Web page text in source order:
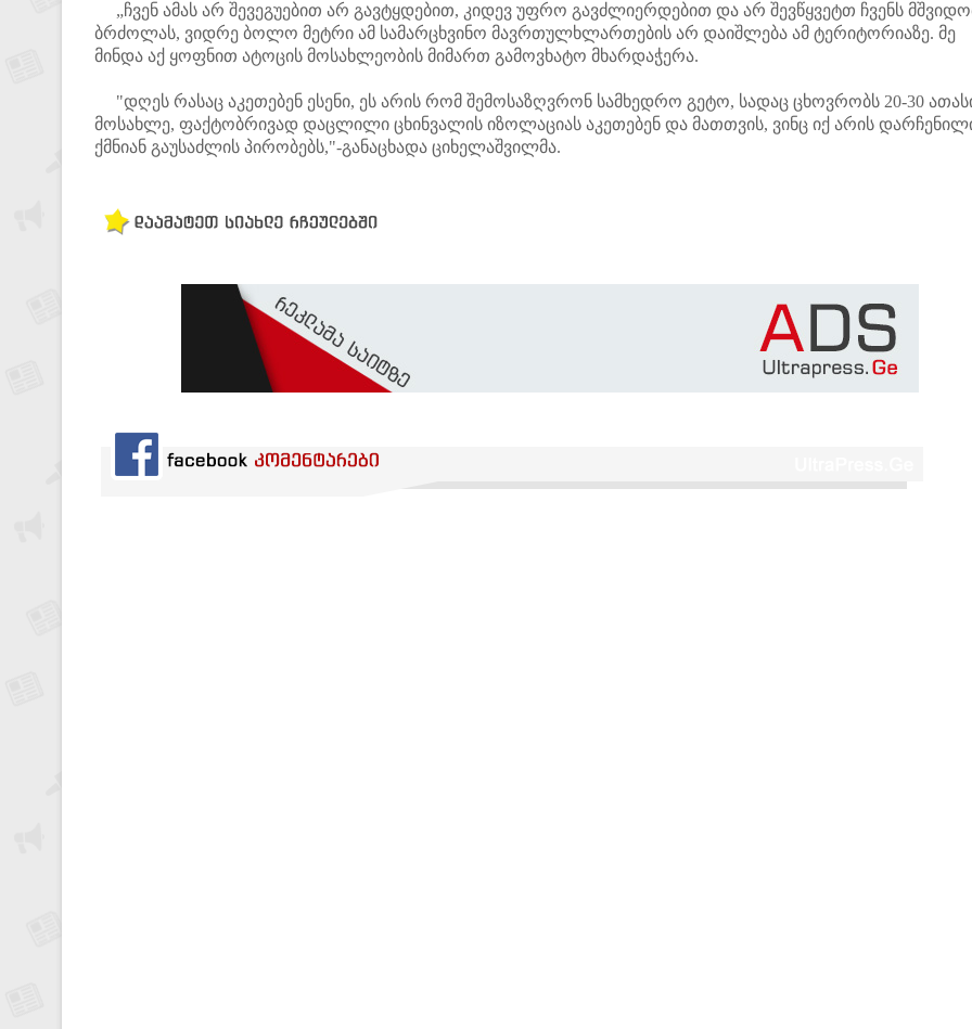
„ჩვენ ამას არ შევეგუებით არ გავტყდებით, კიდევ უფრო გავძლიერდებით და არ შევწყვეტთ ჩვენს
ბრძოლას, ვიდრე ბოლო მეტრი ამ სამარცხვინო მავრთულხლართების არ დაიშლება ამ ტერიტორიაზე. მე
მინდა აქ ყოფნით ატოცის მოსახლეობის მიმართ გამოვხატო მხარდაჭერა.
"დღეს რასაც აკეთებენ ესენი, ეს არის რომ შემოსაზღვრონ სამხედრო გეტო, სადაც ცხოვრობს 20-30
მოსახლე, ფაქტობრივად დაცლილი ცხინვალის იზოლაციას აკეთებენ და მათთვის, ვინც იქ არის
ქმნიან გაუსაძლის პირობებს,"-განაცხადა ციხელაშვილმა.